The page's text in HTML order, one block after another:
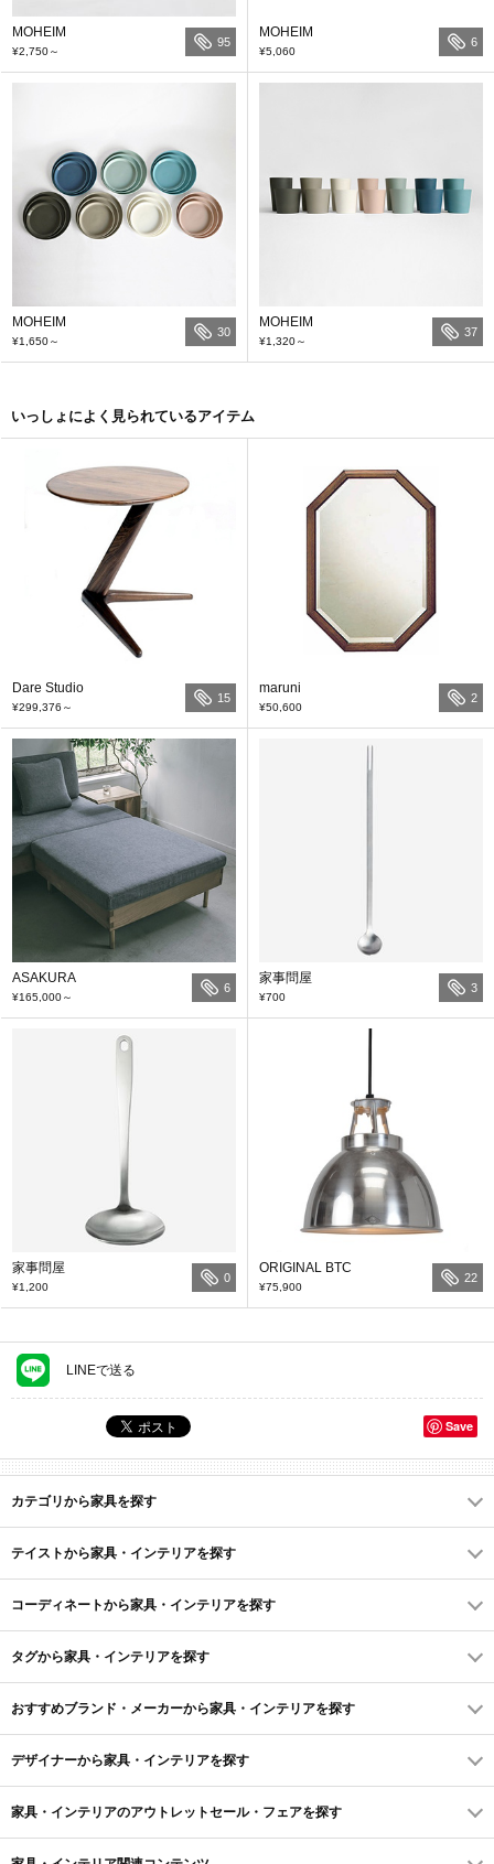
MOHEIM
¥2,750～
95
MOHEIM
¥5,060
6
MOHEIM
¥1,650～
30
MOHEIM
¥1,320～
37
いっしょによく見られているアイテム
Dare Studio
¥299,376 ～
15
maruni
¥50,600
2
ASAKURA
¥165,000～
6
家事問屋
¥700
3
家事問屋
¥1,200
0
ORIGINAL BTC
¥75,900
22
LINEで送る
Save
カテゴリから家具を探す
テイストから家具・インテリアを探す
コーディネートから家具・インテリアを探す
タグから家具・インテリアを探す
おすすめブランド・メーカーから家具・インテリアを探す
デザイナーから家具・インテリアを探す
家具・インテリアのアウトレットセール・フェアを探す